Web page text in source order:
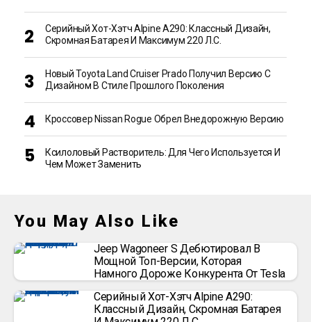
Серийный Хот-Хэтч Alpine A290: Классный Дизайн,
Скромная Батарея И Максимум 220 Л.с.
Новый Toyota Land Cruiser Prado Получил Версию С
Дизайном В Стиле Прошлого Поколения
Кроссовер Nissan Rogue Обрел Внедорожную Версию
Ксилоловый Растворитель: Для Чего Используется И
Чем Может Заменить
You May Also Like
Jeep Wagoneer S Дебютировал В
Мощной Топ-Версии, Которая
Намного Дороже Конкурента От Tesla
Серийный Хот-Хэтч Alpine A290:
Классный Дизайн, Скромная Батарея